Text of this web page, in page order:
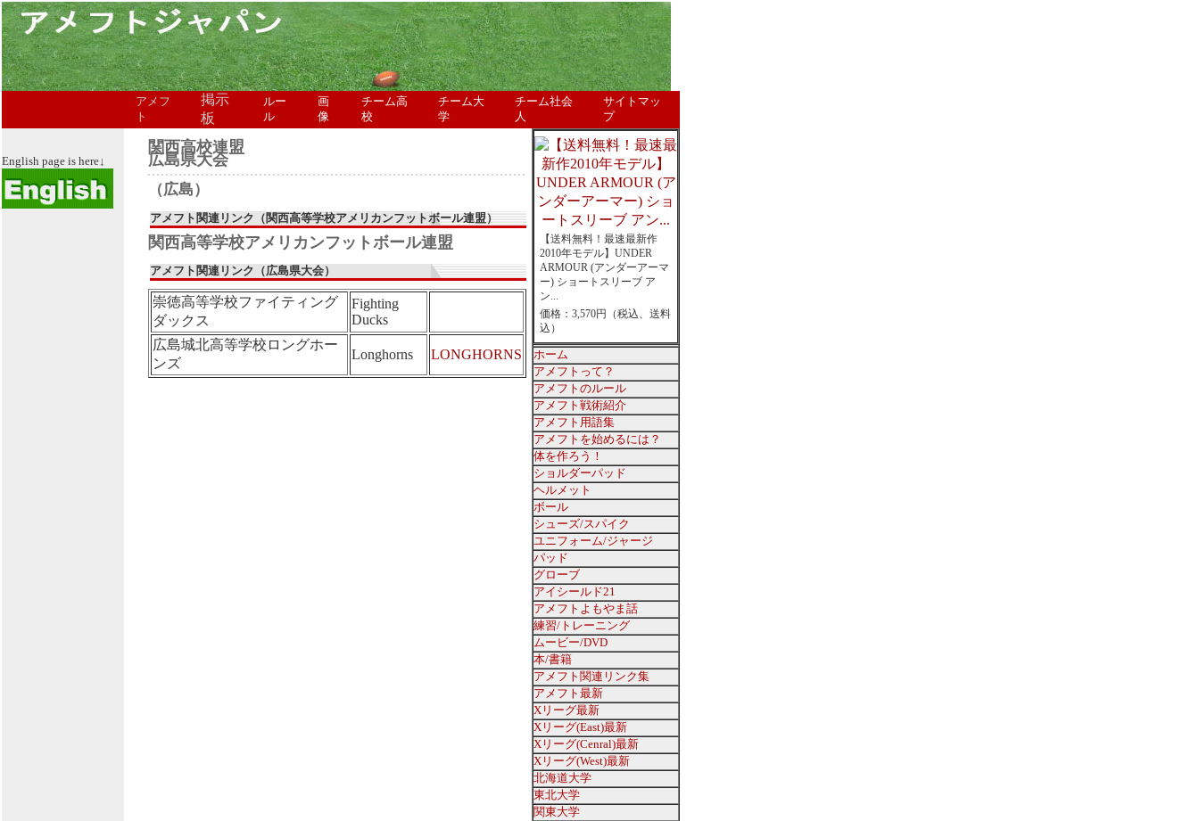
アメフ
ト
掲示
板
ルー
ル
画
像
チーム高
校
チーム大
学
チーム社会
人
サイトマッ
プ
English page is here↓
関西高校連盟
広島県大会
（広島）
アメフト関連リンク（関西高等学校アメリカンフットボール連盟）
関西高等学校アメリカンフットボール連盟
アメフト関連リンク（広島県大会）
崇徳高等学校ファイティング
ダックス
Fighting
Ducks
広島城北高等学校ロングホー
ンズ
Longhorns LONGHORNS
【送料無料！最速最新作
2010年モデル】UNDER
ARMOUR (アンダーアーマ
ー) ショートスリーブ ア
ン...
価格：3,570円（税込、送料
込）
ホーム
アメフトって？
アメフトのルール
アメフト戦術紹介
アメフト用語集
アメフトを始めるには？
体を作ろう！
ショルダーパッド
ヘルメット
ボール
シューズ/スパイク
ユニフォーム/ジャージ
パッド
グローブ
アイシールド21
アメフトよもやま話
練習/トレーニング
ムービー/DVD
本/書籍
アメフト関連リンク集
アメフト最新
Xリーグ最新
Xリーグ(East)最新
Xリーグ(Cenral)最新
Xリーグ(West)最新
北海道大学
東北大学
関東大学